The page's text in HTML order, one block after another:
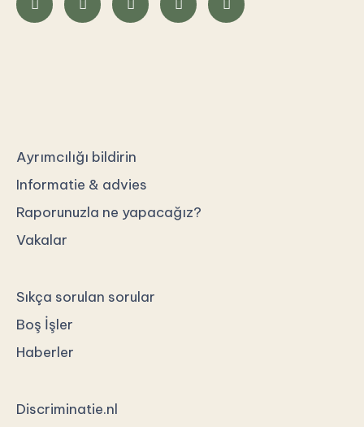
Ayrımcılığı bildirin
Informatie & advies
Raporunuzla ne yapacağız?
Vakalar
Sıkça sorulan sorular
Boş İşler
Haberler
Discriminatie.nl